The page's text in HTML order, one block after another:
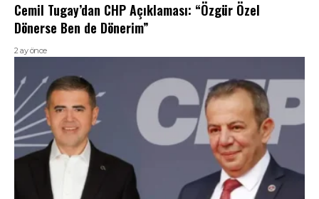
Cemil Tugay’dan CHP Açıklaması: “Özgür Özel
Dönerse Ben de Dönerim”
2 ay önce